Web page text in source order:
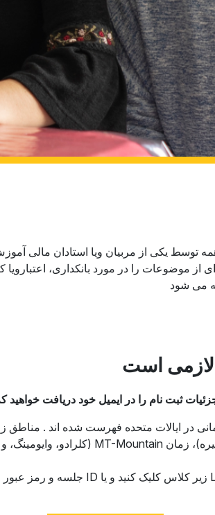
توسط یکی از مربیان ویا استادان مالی
از موضوعات را در مورد بانکداری،
می شود
است